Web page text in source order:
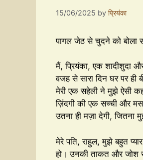
15/06/2025 by प्रियंका
पागल जेठ से चुदने को बोला
मैं, प्रियंका, एक शादीशुदा
वजह से सारा दिन घर पर
मेरी एक सहेली ने मुझे ऐसी
ज़िंदगी की एक सच्ची और
उतना ही मज़ा देगी, जितना
मेरे पति, राहुल, मुझे बहुत
हो। उनकी ताकत और जोश